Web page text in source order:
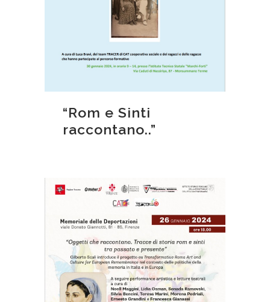
“Rom e Sinti
raccontano..”